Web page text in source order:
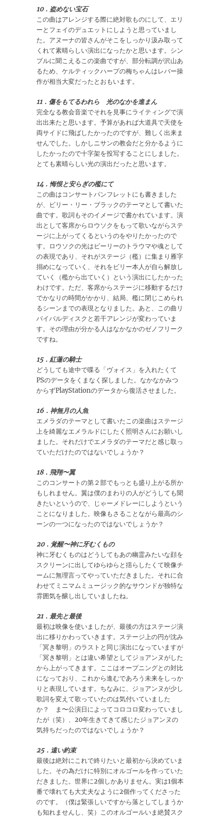
10．盗めない宝石
この曲はアレンジする際に絶対歌ものにして、エリ
ーとフェイのデュエットにしようと思っていまし
た。アヌーナの皆さんがそこをしっかり汲み取って
くれて素晴らしい演出になったかと思います。シン
プルに聞こえるこの楽曲ですが、部分転調が沢山あ
るため、ケルティックハープの梅ちゃんはレバー操
作が相当大変だったとおもいます。
11．傷をもてるわれら 光のなかを進まん
完全なる教会音楽でそれを見事にライティングで演
出出来たと思います。予算があれば大道具で天使を
両サイドに飛ばしたかったのですが、難しく出来ま
せんでした。しかしニサンの教会だと分かるように
したかったので十字架を投写することにしました。
とても素晴らしい光の演出だったと思います。
14．悔恨と安らぎの檻にて
この曲はコンサートパンフレットにも書きました
が、ビリー・リー・ブラックのテーマとして書いた
曲です。歌詞もそのイメージで書かれています。演
出として客席からロウソクをもって歌いながらステ
ージに上がってくるというのをやりたかったので
す。ロウソクの光はビーリーのトラウマや魂として
の表現であり、それがステージ（檻）に集まり雁字
搦めになっていく、それをビリー本人が自ら解放し
ていく（檻から出ていく）という演出にしたかった
わけです。ただ、客席からステージに移動するだけ
でかなりの時間がかかり、結局、檻に閉じこめられ
るシーンまでの表現となりました。あと、この曲リ
バイバルディスクと若干アレンジが変わっていま
す。その理由が分かる人はなかなかのゼノフリーク
ですね。
15．紅蓮の騎士
どうしても途中で喋る「ヴォイス」を入れたくて
PSのデータをくまなく探しました。なかなかみつ
からずPlayStationのデータから復活させました。
16．神無月の人魚
エメラダのテーマとして書いたこの楽曲はステージ
上を綺麗なエメラルドにしたく照明さんにお願いし
ました。それだけでエメラダのテーマだと感じ取っ
ていただけたのではないでしょうか？
18．飛翔〜翼
このコンサートの第２部でもっとも盛り上がる所か
もしれません。翼は僕のまわりの人がどうしても聞
きたいというので、じゃーメドレーにしようという
ことになりました。映像もさることながら最高のシ
ーンの一つになったのではないでしょうか？
20．覚醒〜神に牙むくもの
神に牙むくものはどうしてもあの幽霊みたいな顔を
スクリーンに出してゆらゆらと揺らしたくて映像チ
ームに無理言ってやっていただきました。それに合
わせてミニマムミュージック的なサウンドが独特な
雰囲気を醸し出していましたね。
21．最先と最後
最初は映像を使いましたが、最後の方はステージ演
出に移りかわっていきます。ステージ上の円が沈み
「冥き黎明」のラストと同じ演出になっていますが
「冥き黎明」とは違い希望としてジョアンヌがした
から上がってきます。ここはオープニングとの対比
になっており、これから進むであろう未来をしっか
りと表現しています。ちなみに、ジョアンヌが少し
歌詞を変えて歌っていたのは気付いていました
か？ ま〜公演日によってコロコロ変わっていまし
たが（笑）、20年生きてきて感じたジョアンヌの
気持ちだったのではないでしょうか？
25．遠い約束
最後は絶対にこれで終りたいと最初から決めていま
した。その為だけに特別にオルゴールを作っていた
だきました。世界に2個しかありません。実は1個本
番で壊れても大丈夫なように2個作ってくださった
のです。（僕は緊張しいですから落としてしまうか
も知れませんし、笑）このオルゴールいま絶賛スク